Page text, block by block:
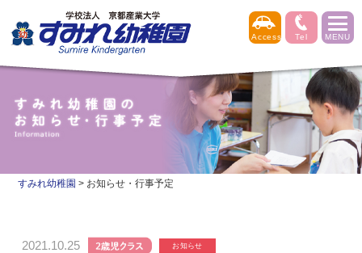
すみれ幼稚園 > お知らせ・行事予定
2021.10.25